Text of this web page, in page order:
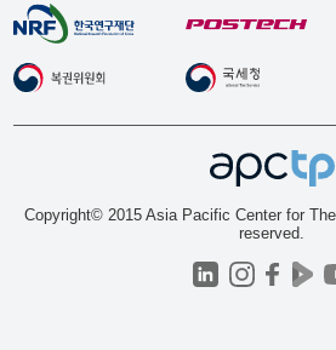
Copyright© 2015 Asia Pacific Center for
reserved.